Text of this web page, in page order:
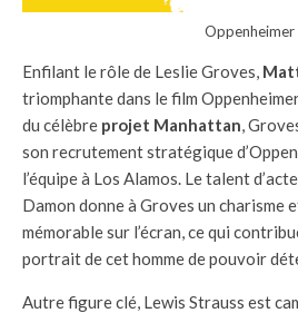
Oppenheimer
Enfilant le rôle de Leslie Groves,
triomphante dans le film
du célèbre projet Manhattan,
son recrutement stratégique
l’équipe à Los Alamos. Le talent
Damon donne à Groves un charisme
mémorable sur l’écran, ce qui
portrait de cet homme de pouvoir
Autre figure clé, Lewis Strauss est